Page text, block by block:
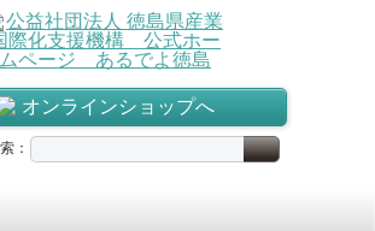
オンラインショップへ
：